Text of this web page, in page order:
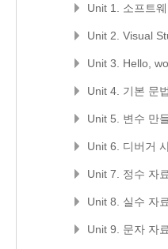
Unit 1. 소프트
Unit 2. Visual
Unit 3. Hello,
Unit 4. 기본 문
Unit 5. 변수 만
Unit 6. 디버거
Unit 7. 정수 자
Unit 8. 실수 자
Unit 9. 문자 자